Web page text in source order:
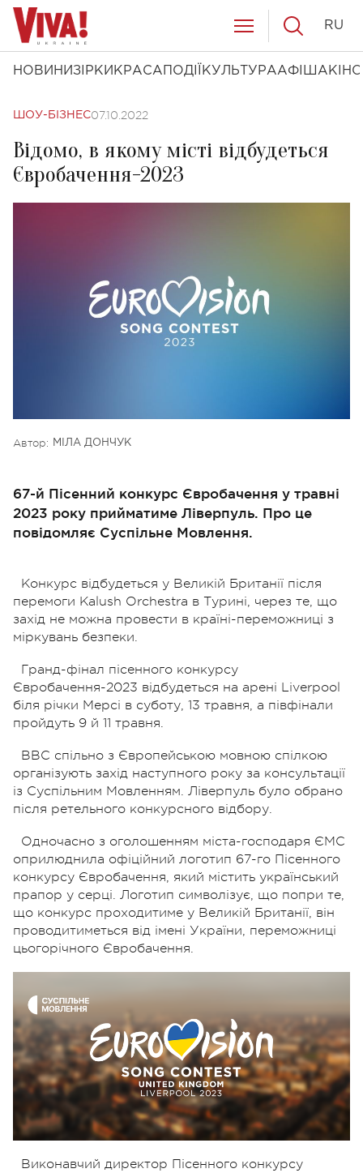
НОВИНИ ЗІРКИ КРАСА ПОДІЇ КУЛЬТУРААФІША КІНО
RU
ШОУ-БІЗНЕС07.10.2022
Відомо, в якому місті відбудеться
Євробачення-2023
Автор: МІЛА ДОНЧУК
67-й Пісенний конкурс Євробачення у травні
2023 року прийматиме Ліверпуль. Про це
повідомляє Суспільне Мовлення.
Конкурс відбудеться у Великій Британії після
перемоги Kalush Orchestra в Турині, через те, що
захід не можна провести в країні-переможниці з
міркувань безпеки.
Гранд-фінал пісенного конкурсу
Євробачення-2023 відбудеться на арені Liverpool
біля річки Мерсі в суботу, 13 травня, а півфінали
пройдуть 9 й 11 травня.
BBC спільно з Європейською мовною спілкою
організують захід наступного року за консультації
із Суспільним Мовленням. Ліверпуль було обрано
після ретельного конкурсного відбору.
Одночасно з оголошенням міста-господаря ЄМС
оприлюднила офіційний логотип 67-го Пісенного
конкурсу Євробачення, який містить український
прапор у серці. Логотип символізує, що попри те,
що конкурс проходитиме у Великій Британії, він
проводитиметься від імені України, переможниці
цьогорічного Євробачення.
Виконавчий директор Пісенного конкурсу